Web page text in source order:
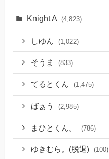
Knight A (4,823)
しゆん (1,022)
そうま (833)
てるとくん (1,475)
ばぁう (2,985)
まひとくん。 (786)
ゆきむら。(脱退) (100)